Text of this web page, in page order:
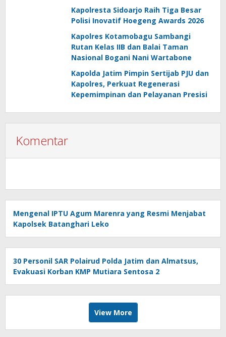
Kapolresta Sidoarjo Raih Tiga Besar
Polisi Inovatif Hoegeng Awards 2026
Kapolres Kotamobagu Sambangi
Rutan Kelas IIB dan Balai Taman
Nasional Bogani Nani Wartabone
Kapolda Jatim Pimpin Sertijab PJU dan
Kapolres, Perkuat Regenerasi
Kepemimpinan dan Pelayanan Presisi
Komentar
Mengenal IPTU Agum Marenra yang Resmi Menjabat
Kapolsek Batanghari Leko
30 Personil SAR Polairud Polda Jatim dan Almatsus,
Evakuasi Korban KMP Mutiara Sentosa 2
View More